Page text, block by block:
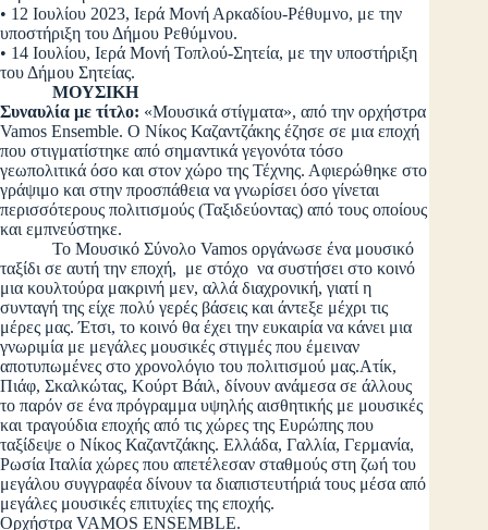
• 12 Ιουλίου 2023, Ιερά Μονή Αρκαδίου-Ρέθυμνο, με την
υποστήριξη του Δήμου Ρεθύμνου.
• 14 Ιουλίου, Ιερά Μονή Τοπλού-Σητεία, με την υποστήριξη
του Δήμου Σητείας.
ΜΟΥΣΙΚΗ
Συναυλία με τίτλο: «Μουσικά στίγματα», από την ορχήστρα
Vamos Ensemble. Ο Νίκος Καζαντζάκης έζησε σε μια εποχή
που στιγματίστηκε από σημαντικά γεγονότα τόσο
γεωπολιτικά όσο και στον χώρο της Τέχνης. Αφιερώθηκε στο
γράψιμο και στην προσπάθεια να γνωρίσει όσο γίνεται
περισσότερους πολιτισμούς (Ταξιδεύοντας) από τους οποίους
και εμπνεύστηκε.
Το Μουσικό Σύνολο Vamos οργάνωσε ένα μουσικό
ταξίδι σε αυτή την εποχή, με στόχο να συστήσει στο κοινό
μια κουλτούρα μακρινή μεν, αλλά διαχρονική, γιατί η
συνταγή της είχε πολύ γερές βάσεις και άντεξε μέχρι τις
μέρες μας. Έτσι, το κοινό θα έχει την ευκαιρία να κάνει μια
γνωριμία με μεγάλες μουσικές στιγμές που έμειναν
αποτυπωμένες στο χρονολόγιο του πολιτισμού μας.Ατίκ,
Πιάφ, Σκαλκώτας, Κούρτ Βάιλ, δίνουν ανάμεσα σε άλλους
το παρόν σε ένα πρόγραμμα υψηλής αισθητικής με μουσικές
και τραγούδια εποχής από τις χώρες της Ευρώπης που
ταξίδεψε ο Νίκος Καζαντζάκης. Ελλάδα, Γαλλία, Γερμανία,
Ρωσία Ιταλία χώρες που απετέλεσαν σταθμούς στη ζωή του
μεγάλου συγγραφέα δίνουν τα διαπιστευτήριά τους μέσα από
μεγάλες μουσικές επιτυχίες της εποχής.
Ορχήστρα VAMOS ENSEMBLE.